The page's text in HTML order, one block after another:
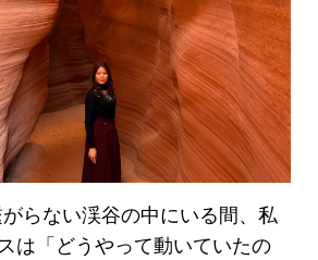
らない渓谷の中にいる間、私
は「どうやって動いていたの